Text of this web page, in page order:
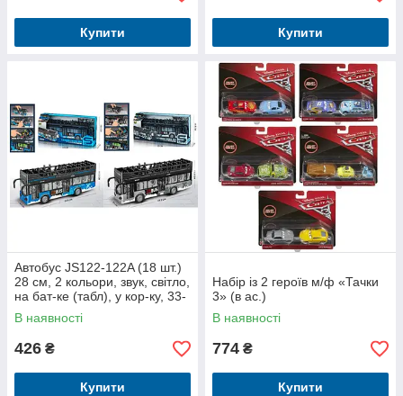
Купити Купити
Автобус JS122-122A (18 шт.)
28 см, 2 кольори, звук, світло,
на бат-ке (табл), у кор-ку, 33-
15,5-9 см
В наявності
426 ₴
Купити
Набір із 2 героїв м/ф «Тачки
3» (в ас.)
В наявності
774 ₴
Купити